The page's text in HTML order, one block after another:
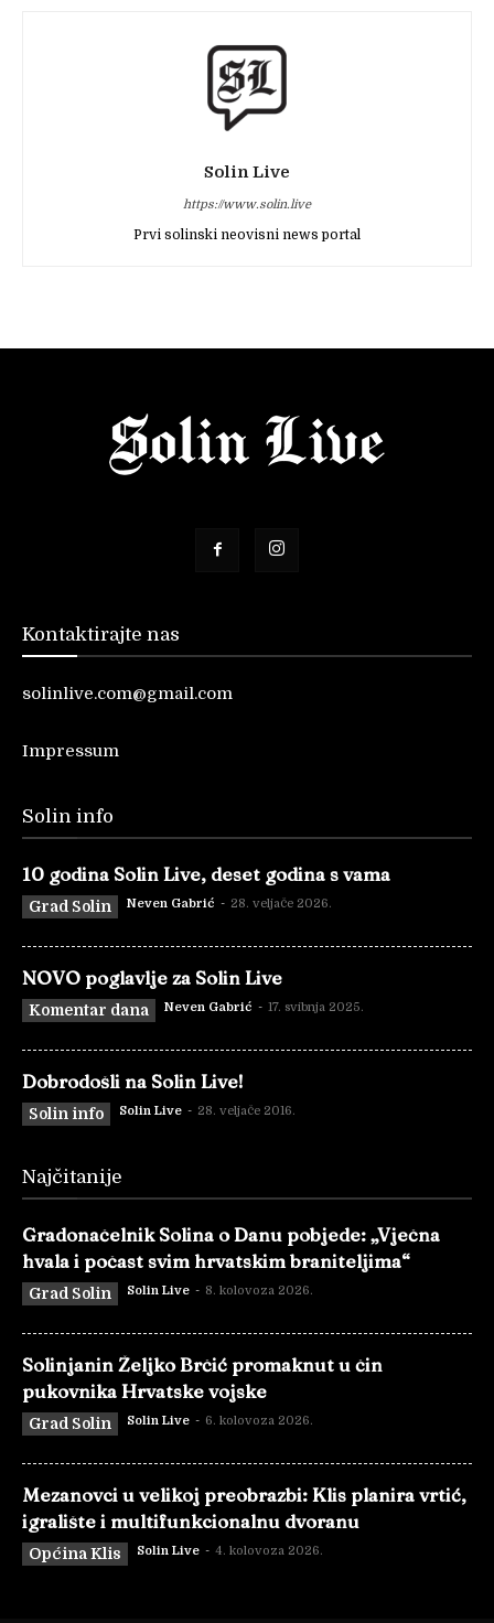
Solin Live
https://www.solin.live
Prvi solinski neovisni news portal
Kontaktirajte nas
solinlive.com@gmail.com
Impressum
Solin info
10 godina Solin Live, deset godina s vama
Grad Solin Neven Gabrić - 28. veljače 2026.
NOVO poglavlje za Solin Live
Komentar dana Neven Gabrić - 17. svibnja 2025.
Dobrodošli na Solin Live!
Solin info Solin Live - 28. veljače 2016.
Najčitanije
Gradonačelnik Solina o Danu pobjede: „Vječna
hvala i počast svim hrvatskim braniteljima“
Grad Solin Solin Live - 8. kolovoza 2026.
Solinjanin Željko Brčić promaknut u čin
pukovnika Hrvatske vojske
Grad Solin Solin Live - 6. kolovoza 2026.
Mezanovci u velikoj preobrazbi: Klis planira vrtić,
igralište i multifunkcionalnu dvoranu
Općina Klis Solin Live - 4. kolovoza 2026.